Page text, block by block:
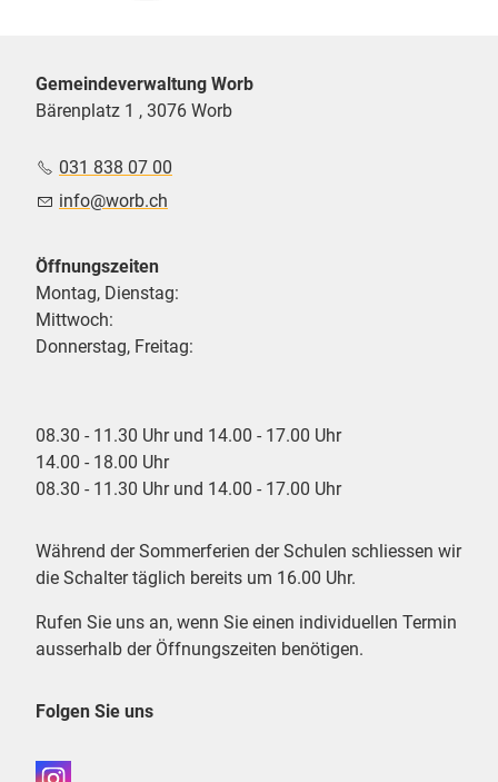
Gemeindeverwaltung Worb
Bärenplatz 1 , 3076 Worb
031 838 07 00
nf
w rb ch
Öffnungszeiten
Montag, Dienstag:
Mittwoch:
Donnerstag, Freitag:
08.30 - 11.30 Uhr und 14.00 - 17.00 Uhr
14.00 - 18.00 Uhr
08.30 - 11.30 Uhr und 14.00 - 17.00 Uhr
Während der Sommerferien der Schulen schliessen wir
die Schalter täglich bereits um 16.00 Uhr.
Rufen Sie uns an, wenn Sie einen individuellen Termin
ausserhalb der Öffnungszeiten benötigen.
Folgen Sie uns